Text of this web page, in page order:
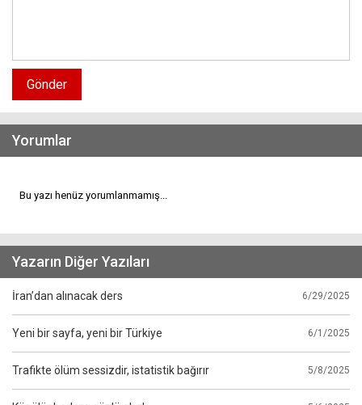
Gönder
Yorumlar
Bu yazı henüz yorumlanmamış...
Yazarın Diğer Yazıları
İran’dan alınacak ders 6/29/2025
Yeni bir sayfa, yeni bir Türkiye 6/1/2025
Trafikte ölüm sessizdir, istatistik bağırır 5/8/2025